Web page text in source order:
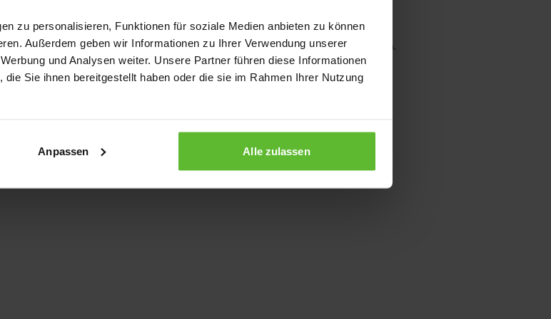
zu personalisieren, Funktionen für soziale Medien anbieten zu können
Außerdem geben wir Informationen zu Ihrer Verwendung unserer
und Analysen weiter. Unsere Partner führen diese Informationen
Sie ihnen bereitgestellt haben oder die sie im Rahmen Ihrer Nutzung
Anpassen Alle zulassen
while loading www.kurzwego.de (see the browser console for more information).